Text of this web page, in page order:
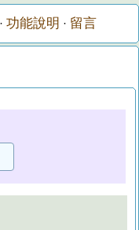
· 功能說明 · 留言